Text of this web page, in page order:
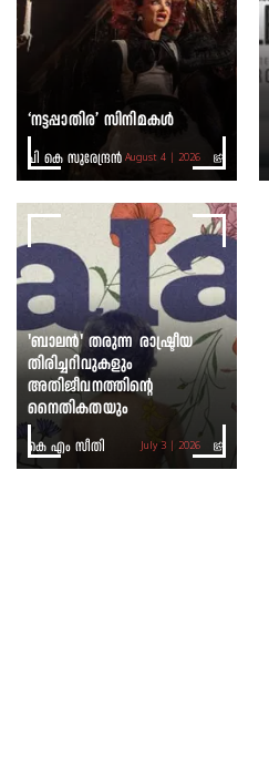
‘നട്ടപ്പാതിര’ സിനിമകൾ
പി കെ സുരേന്ദ്രൻ August 4 | 2026
'ബാലൻ' തരുന്ന രാഷ്ട്രീയ
തിരിച്ചറിവുകളും
അതിജീവനത്തിന്റെ
നൈതികതയും
കെ എം സീതി July 3 | 2026